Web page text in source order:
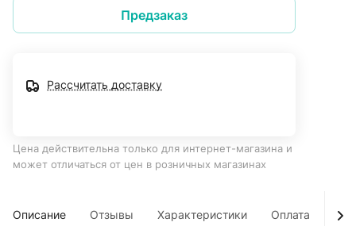
Предзаказ
Рассчитать доставку
Цена действительна только для интернет-магазина и
может отличаться от цен в розничных магазинах
Описание Отзывы Характеристики Оплата